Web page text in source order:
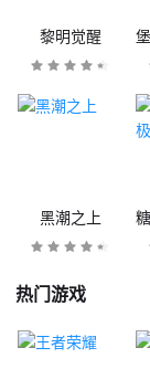
黎明觉醒
黑潮之上
热门游戏